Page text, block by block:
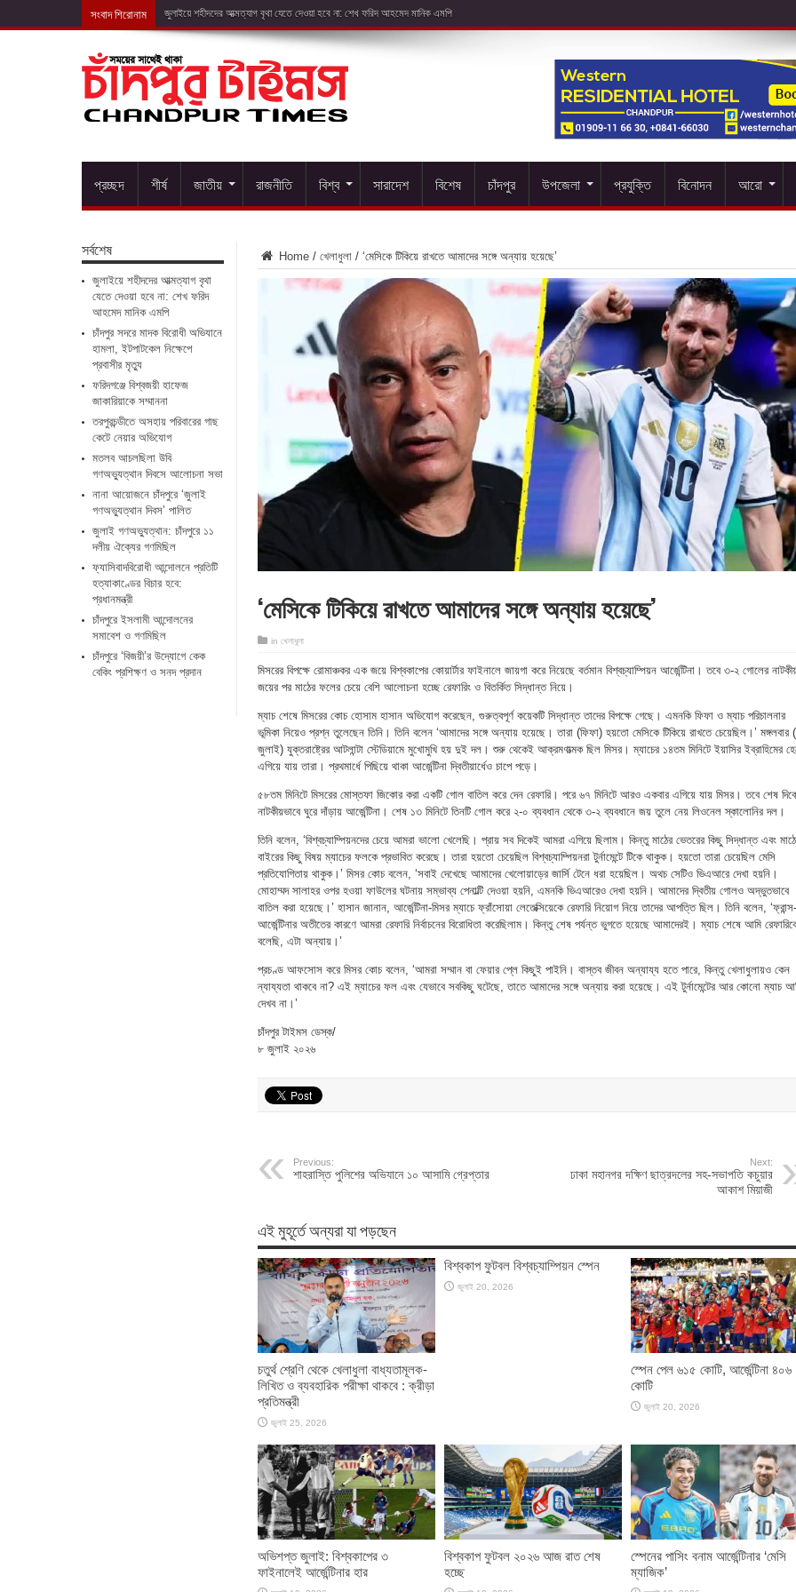
সংবাদ শিরোনাম চাঁদপুর সদরে মা
প্রচ্ছদ শীর্ষ জাতীয় রাজনীতি বিশ্ব সারাদেশ বিশেষ চাঁদপুর উপজেলা প্রযুক্তি বিনোদন আরো
Home / খেলাধুলা / ‘মেসিকে টিকিয়ে রাখতে আমাদের সঙ্গে অন্যায় হয়েছে’
‘মেসিকে টিকিয়ে রাখতে আমাদের সঙ্গে অন্যায় হয়েছে’
in খেলাধুলা
মিসরের বিপক্ষে রোমাঞ্চকর এক জয়ে বিশ্বকাপের কোয়ার্টার ফাইনালে জায়গা করে নিয়েছে বর্তমান বিশ্বচ্যাম্পিয়ন আর্জেন্টিনা। তবে ৩-২ গোলের
জয়ের পর মাঠের ফলের চেয়ে বেশি আলোচনা হচ্ছে রেফারিং ও বিতর্কিত সিদ্ধান্ত নিয়ে।
ম্যাচ শেষে মিসরের কোচ হোসাম হাসান অভিযোগ করেছেন, গুরুত্বপূর্ণ কয়েকটি সিদ্ধান্ত তাদের বিপক্ষে গেছে। এমনকি ফিফা ও ম্যাচ পরিচালনার
ভূমিকা নিয়েও প্রশ্ন তুলেছেন তিনি। তিনি বলেন ‘আমাদের সঙ্গে অন্যায় হয়েছে। তারা (ফিফা) হয়তো মেসিকে টিকিয়ে রাখতে চেয়েছিল।’ মঙ্গলবার
জুলাই) যুক্তরাষ্ট্রের আটলান্টা স্টেডিয়ামে মুখোমুখি হয় দুই দল। শুরু থেকেই আক্রমণাত্মক ছিল মিসর। ম্যাচের ১৪তম মিনিটে ইয়াসির ইব্রাহিমের
এগিয়ে যায় তারা। প্রথমার্ধে পিছিয়ে থাকা আর্জেন্টিনা দ্বিতীয়ার্ধেও চাপে পড়ে।
৫৮তম মিনিটে মিসরের মোস্তফা জিকোর করা একটি গোল বাতিল করে দেন রেফারি। পরে ৬৭ মিনিটে আরও একবার এগিয়ে যায় মিসর। তবে শেষ
নাটকীয়ভাবে ঘুরে দাঁড়ায় আর্জেন্টিনা। শেষ ১৩ মিনিটে তিনটি গোল করে ২-০ ব্যবধান থেকে ৩-২ ব্যবধানে জয় তুলে নেয় লিওনেল স্কালোনির দল।
তিনি বলেন, ‘বিশ্বচ্যাম্পিয়নদের চেয়ে আমরা ভালো খেলেছি। প্রায় সব দিকেই আমরা এগিয়ে ছিলাম। কিন্তু মাঠের ভেতরের কিছু সিদ্ধান্ত এবং
বাইরের কিছু বিষয় ম্যাচের ফলকে প্রভাবিত করেছে। তারা হয়তো চেয়েছিল বিশ্বচ্যাম্পিয়নরা টুর্নামেন্টে টিকে থাকুক। হয়তো তারা চেয়েছিল মেসি
প্রতিযোগিতায় থাকুক।’ মিসর কোচ বলেন, ‘সবাই দেখেছে আমাদের খেলোয়াড়ের জার্সি টেনে ধরা হয়েছিল। অথচ সেটিও ভিএআরে দেখা হয়নি।
মোহাম্মদ সালাহর ওপর হওয়া ফাউলের ঘটনায় সম্ভাব্য পেনাল্টি দেওয়া হয়নি, এমনকি ভিএআরেও দেখা হয়নি। আমাদের দ্বিতীয় গোলও অদ্ভুতভাবে
বাতিল করা হয়েছে।’ হাসান জানান, আর্জেন্টিনা-মিসর ম্যাচে ফ্রাঁসোয়া লেতেক্সিয়েকে রেফারি নিয়োগ নিয়ে তাদের আপত্তি ছিল। তিনি বলেন, ‘ফ্রান্স-
আর্জেন্টিনার অতীতের কারণে আমরা রেফারি নির্বাচনের বিরোধিতা করেছিলাম। কিন্তু শেষ পর্যন্ত ভুগতে হয়েছে আমাদেরই। ম্যাচ শেষে আমি
বলেছি, এটা অন্যায়।’
প্রচণ্ড আফসোস করে মিসর কোচ বলেন, ‘আমরা সম্মান বা ফেয়ার প্লে কিছুই পাইনি। বাস্তব জীবন অন্যায্য হতে পারে, কিন্তু খেলাধুলায়ও কেন
ন্যায্যতা থাকবে না? এই ম্যাচের ফল এবং যেভাবে সবকিছু ঘটেছে, তাতে আমাদের সঙ্গে অন্যায় করা হয়েছে। এই টুর্নামেন্টের আর কোনো ম্যাচ
দেখব না।’
চাঁদপুর টাইমস ডেস্ক/
৮ জুলাই ২০২৬
Previous:
শাহরাস্তি পুলিশের অভিযানে ১০ আসামি গ্রেপ্তার
Next:
ঢাকা মহানগর দক্ষিণ ছাত্রদলের সহ-সভাপতি কচুয়ার
আকাশ মিয়াজী
এই মুহূর্তে অন্যরা যা পড়ছেন
চতুর্থ শ্রেণি থেকে খেলাধুলা বাধ্যতামূলক-
লিখিত ও ব্যবহারিক পরীক্ষা থাকবে : ক্রীড়া
প্রতিমন্ত্রী
জুলাই 25, 2026
বিশ্বকাপ ফুটবল বিশ্বচ্যাম্পিয়ন স্পেন
জুলাই 20, 2026
স্পেন পেল ৬১৫ কোটি, আর্জেন্টিনা ৪০৬
কোটি
জুলাই 20, 2026
অভিশপ্ত জুলাই: বিশ্বকাপের ৩
ফাইনালেই আর্জেন্টিনার হার
বিশ্বকাপ ফুটবল ২০২৬ আজ রাত শেষ
হচ্ছে
স্পেনের পাসিং বনাম আর্জেন্টিনার ‘মেসি
ম্যাজিক’
সর্বশেষ
জুলাইয়ে শহীদদের আত্মত্যাগ বৃথা
যেতে দেওয়া হবে না: শেখ ফরিদ
আহমেদ মানিক এমপি
চাঁদপুর সদরে মাদক বিরোধী অভিযানে
হামলা, ইটপাটকেল নিক্ষেপে
প্রবাসীর মৃত্যু
ফরিদগঞ্জে বিশ্বজয়ী হাফেজ
জাকারিয়াকে সম্মাননা
তরপুরচন্ডীতে অসহায় পরিবারের গাছ
কেটে নেয়ার অভিযোগ
মতলব আচলছিলা উবি
গণঅভ্যুত্থান দিবসে আলোচনা সভা
নানা আয়োজনে চাঁদপুরে ‘জুলাই
গণঅভ্যুত্থান দিবস’ পালিত
জুলাই গণঅভ্যুত্থান: চাঁদপুরে ১১
দলীয় ঐক্যের গণমিছিল
ফ্যাসিবাদবিরোধী আন্দোলনে প্রতিটি
হত্যাকাণ্ডের বিচার হবে:
প্রধানমন্ত্রী
চাঁদপুরে ইসলামী আন্দোলনের
সমাবেশ ও গণমিছিল
চাঁদপুরে ‘বিজয়ী’র উদ্যোগে কেক
বেকিং প্রশিক্ষণ ও সনদ প্রদান